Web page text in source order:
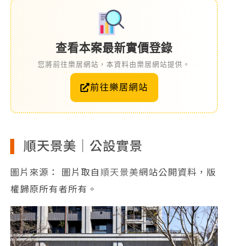
查看本案最新實價登錄
您將前往樂居網站，本資料由樂居網站提供。
前往樂居網站
順天景美｜公設實景
圖片來源： 圖片取自 順天景美網站公開資料，版
權歸原所有者所有。